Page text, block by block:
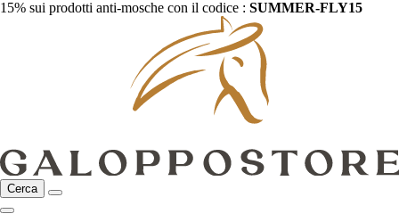
15% sui prodotti anti-mosche con il codice : SUMMER-FLY15
Cerca